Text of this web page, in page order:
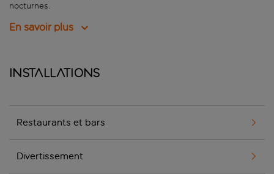
nocturnes.
En savoir plus
Installations
Restaurants et bars
Divertissement